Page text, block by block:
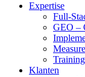
Expertise
Full-
GEO –
Klanten